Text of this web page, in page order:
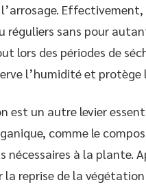
Effectivement,
réguliers sans pour
lors des périodes de
l’humidité et
est un autre levier
comme le
nécessaires à la plante.
la reprise de la